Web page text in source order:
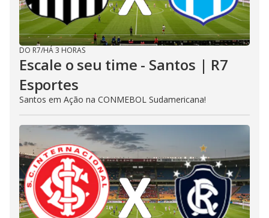
DO R7/HÁ 3 HORAS
Escale o seu time - Santos | R7
Esportes
Santos em Ação na CONMEBOL Sudamericana!